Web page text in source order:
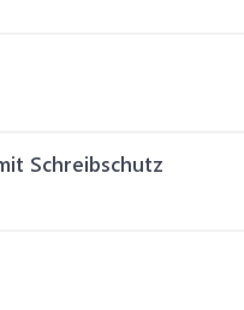
Schreibschutz